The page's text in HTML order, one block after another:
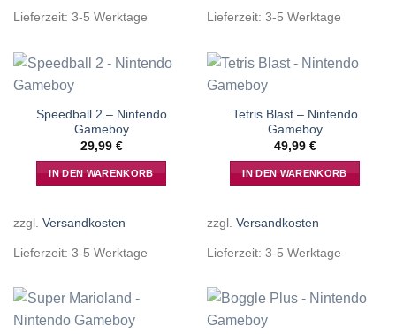
Lieferzeit: 3-5 Werktage Lieferzeit: 3-5 Werktage
Speedball 2 – Nintendo
Gameboy
29,99 €
IN DEN WARENKORB
zzgl. Versandkosten
Lieferzeit: 3-5 Werktage
Tetris Blast – Nintendo
Gameboy
49,99 €
IN DEN WARENKORB
zzgl. Versandkosten
Lieferzeit: 3-5 Werktage